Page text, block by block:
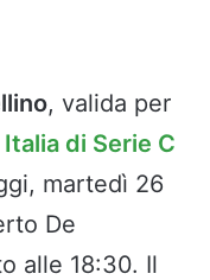
, valida per
di Serie C
martedì 26
De
alle 18:30. Il